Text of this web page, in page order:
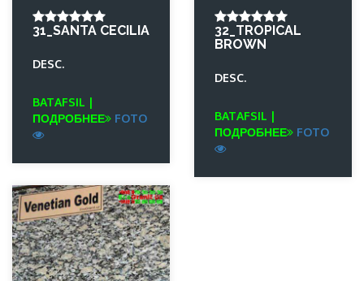
31_SANTA CECILIA
DESC.
BATAFSIL |
ПОДРОБНЕЕ
FOTO
32_TROPICAL
BROWN
DESC.
BATAFSIL |
ПОДРОБНЕЕ
FOTO